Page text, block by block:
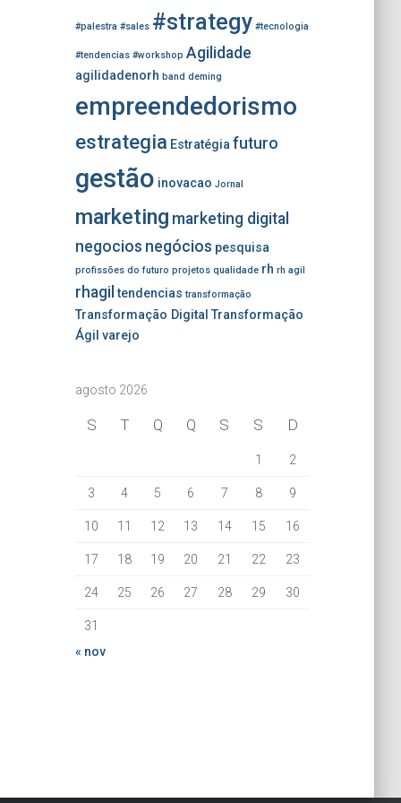
#palestra #sales #strategy #tecnologia
#tendencias #workshop Agilidade
agilidadenorh band deming
empreendedorismo
estrategia Estratégia futuro
gestão inovacao Jornal
marketing marketing digital
negocios negócios pesquisa
profissões do futuro projetos qualidade rh rh agil
rhagil tendencias transformação
Transformação Digital Transformação
Ágil varejo
agosto 2026
S T Q Q S S D
1 2
3 4 5 6 7 8 9
10 11 12 13 14 15 16
17 18 19 20 21 22 23
24 25 26 27 28 29 30
31
« nov